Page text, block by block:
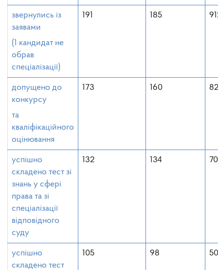
звернулись із
заявами
(1 кандидат не
обрав
спеціалізації)
191 185
допущено до
конкурсу
та
кваліфікаційного
оцінювання
173 160
успішно
складено тест зі
знань у сфері
права та зі
спеціалізації
відповідного
суду
132 134
успішно
складено тест
105 98